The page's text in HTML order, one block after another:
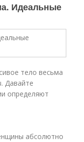
Идеальные
тело весьма
Давайте
определяют
абсолютно